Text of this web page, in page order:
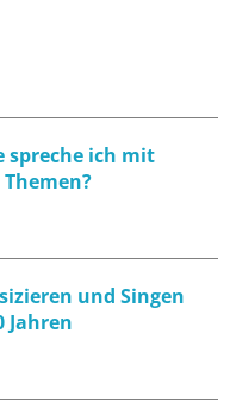
spreche ich mit
und Singen
Jahren